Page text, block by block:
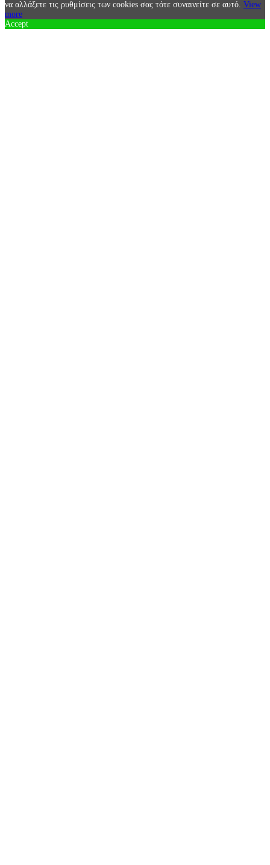
να αλλάξετε τις ρυθμίσεις των cookies σας τότε συναινείτε σε αυτό. View
more
Accept